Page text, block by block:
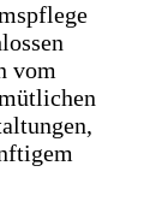
vom